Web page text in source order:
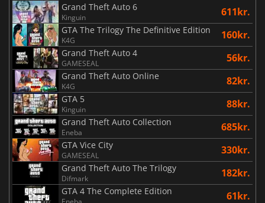
Grand Theft Auto 6
Kinguin 611kr.
GTA The Trilogy The Definitive Edition
K4G 160kr.
Grand Theft Auto 4
GAMESEAL 56kr.
Grand Theft Auto Online
K4G 82kr.
GTA 5
Kinguin 88kr.
Grand Theft Auto Collection
Eneba 685kr.
GTA Vice City
GAMESEAL 330kr.
Grand Theft Auto The Trilogy
Difmark 182kr.
GTA 4 The Complete Edition 61kr.